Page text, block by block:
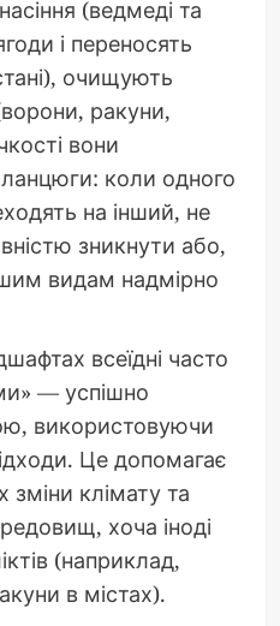
(ведмеді та
і переносять
очищують
ракуни,
вони
ланцюги: коли одного
на інший, не
зникнути або,
видам надмірно
всеїдні часто
— успішно
використовуючи
Це допомагає
клімату та
хоча іноді
(наприклад,
в містах).